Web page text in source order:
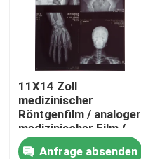
Startseite
11X14 Zoll
medizinischer
Röntgenfilm / analoger
medizinischer Film /
Trockenfilm
Anfrage absenden